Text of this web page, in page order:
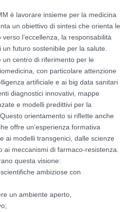
è lavorare insieme per la medicina
un obiettivo di sintesi che orienta le
l’eccellenza, la responsabilità
futuro sostenibile per la salute.
un centro di riferimento per le
con particolare attenzione
artificiale e ai big data sanitari
diagnostici innovativi, mappe
e modelli predittivi per la
orientamento si riflette anche
offre un’esperienza formativa
ai modelli transgenici, dalle scienze
ai meccanismi di farmaco-resistenza.
questa visione:
ambiziose con
un ambiente aperto,